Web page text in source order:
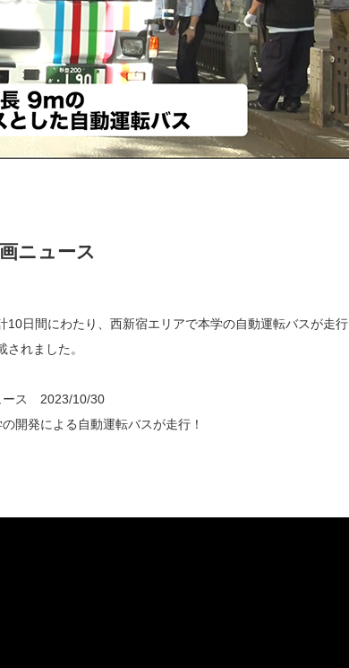
ニュース
日間にわたり、西新宿エリアで本学の自動運転バスが走行
れました。
ース 2023/10/30
開発による自動運転バスが走行！